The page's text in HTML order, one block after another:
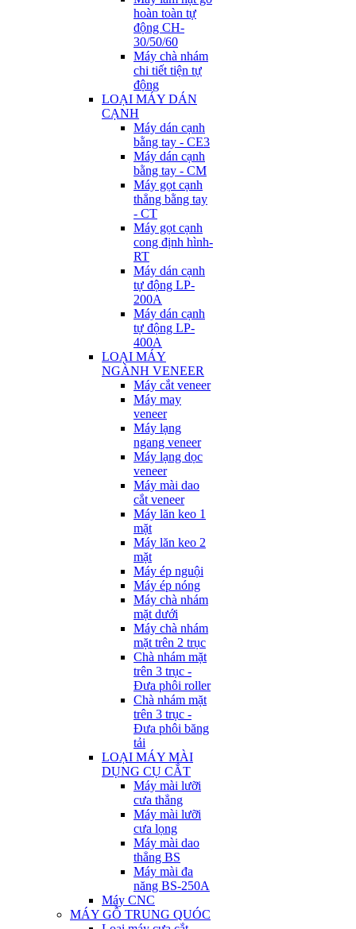
hoàn toàn tự
động CH-
30/50/60
Máy chà nhám
chi tiết tiện tự
động
LOẠI MÁY DÁN
CẠNH
Máy dán cạnh
bằng tay - CE3
Máy dán cạnh
bằng tay - CM
Máy gọt cạnh
thẳng bằng tay
- CT
Máy gọt cạnh
cong định hình-
RT
Máy dán cạnh
tự động LP-
200A
Máy dán cạnh
tự động LP-
400A
LOẠI MÁY
NGÀNH VENEER
Máy cắt veneer
Máy may
veneer
Máy lạng
ngang veneer
Máy lạng dọc
veneer
Máy mài dao
cắt veneer
Máy lăn keo 1
mặt
Máy lăn keo 2
mặt
Máy ép nguội
Máy ép nóng
Máy chà nhám
mặt dưới
Máy chà nhám
mặt trên 2 trục
Chà nhám mặt
trên 3 trục -
Đưa phôi roller
Chà nhám mặt
trên 3 trục -
Đưa phôi băng
tải
LOẠI MÁY MÀI
DỤNG CỤ CẮT
Máy mài lưỡi
cưa thẳng
Máy mài lưỡi
cưa lọng
Máy mài dao
thẳng BS
Máy mài đa
năng BS-250A
Máy CNC
MÁY GỖ TRUNG QUÓC